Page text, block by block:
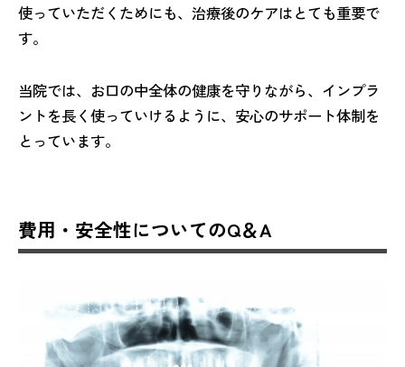
使っていただくためにも、治療後のケアはとても重要で
す。
当院では、お口の中全体の健康を守りながら、インプラ
ントを長く使っていけるように、安心のサポート体制を
とっています。
費用・安全性についてのQ＆A